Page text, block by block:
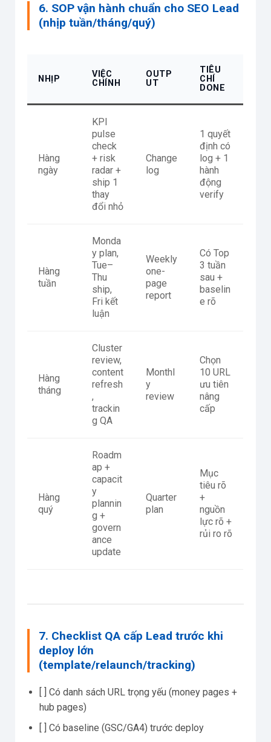
6. SOP vận hành chuẩn cho SEO Lead
(nhịp tuần/tháng/quý)
NHỊP
VIỆC
CHÍNH
OUTP
UT
TIÊU
CHÍ
DONE
Hàng
ngày
KPI
pulse
check
+ risk
radar +
ship 1
thay
đổi nhỏ
Change
log
1 quyết
định có
log + 1
hành
động
verify
Hàng
tuần
Monda
y plan,
Tue–
Thu
ship,
Fri kết
luận
Weekly
one-
page
report
Có Top
3 tuần
sau +
baselin
e rõ
Hàng
tháng
Cluster
review,
content
refresh
,
trackin
g QA
Monthl
y
review
Chọn
10 URL
ưu tiên
nâng
cấp
Hàng
quý
Roadm
ap +
capacit
y
plannin
g +
govern
ance
update
Quarter
plan
Mục
tiêu rõ
+
nguồn
lực rõ +
rủi ro rõ
7. Checklist QA cấp Lead trước khi
deploy lớn
(template/relaunch/tracking)
[ ] Có danh sách URL trọng yếu (money pages +
hub pages)
[ ] Có baseline (GSC/GA4) trước deploy